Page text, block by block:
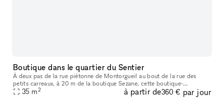
Boutique dans le quartier du Sentier
À deux pas de la rue piétonne de Montorgueil au bout de la rue des
petits carreaux, à 20 m de la boutique Sezane, cette boutique-
showroom est idéalement situé entre les grand boulevards et châtelet
35 m2 à partir de360 € par jour